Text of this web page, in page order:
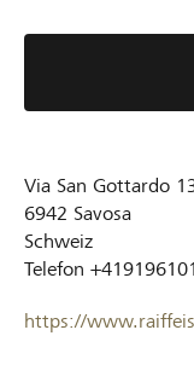
Via San Gottardo
6942 Savosa
Schweiz
Telefon
https://